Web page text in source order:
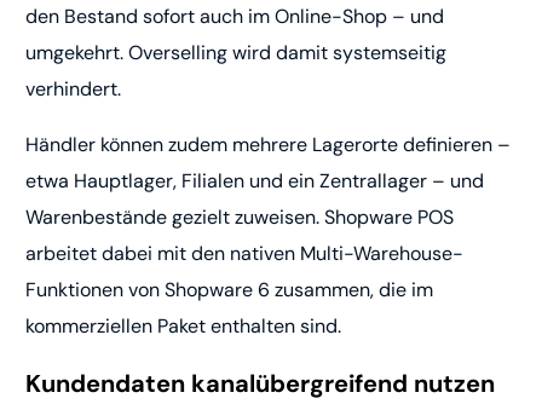
den Bestand sofort auch im Online-Shop – und
umgekehrt. Overselling wird damit systemseitig
verhindert.
Händler können zudem mehrere Lagerorte definieren –
etwa Hauptlager, Filialen und ein Zentrallager – und
Warenbestände gezielt zuweisen. Shopware POS
arbeitet dabei mit den nativen Multi-Warehouse-
Funktionen von Shopware 6 zusammen, die im
kommerziellen Paket enthalten sind.
Kundendaten kanalübergreifend nutzen